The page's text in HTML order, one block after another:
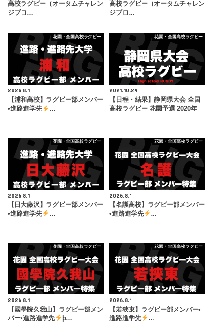
高校ラグビー（オータムチャレン
ジブロ…
高校ラグビー（オータムチャレン
ジブロ…
花園・全国高校ラグビー
2026.8.1
【浦和高校】ラグビー部メンバー
•進路進学先
…
花園・全国高校ラグビー
2021.10.24
【日程・結果】静岡県大会 全国
高校ラグビー 花園予選 2020年
花園・全国高校ラグビー
2026.8.1
【日大藤沢】ラグビー部メンバー
•進路進学先
…
花園・全国高校ラグビー
2026.8.1
【名護高校】ラグビー部メンバー
•進路進学先
…
花園・全国高校ラグビー
2026.8.1
【國學院久我山】ラグビー部メン
バー•進路進学先
þ…
花園・全国高校ラグビー
2026.8.1
【若狭東】ラグビー部メンバー•
進路進学先
…